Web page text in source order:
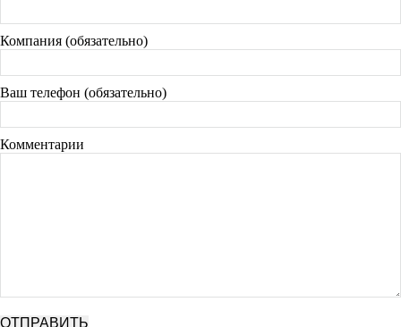
Компания (обязательно)
Ваш телефон (обязательно)
Комментарии